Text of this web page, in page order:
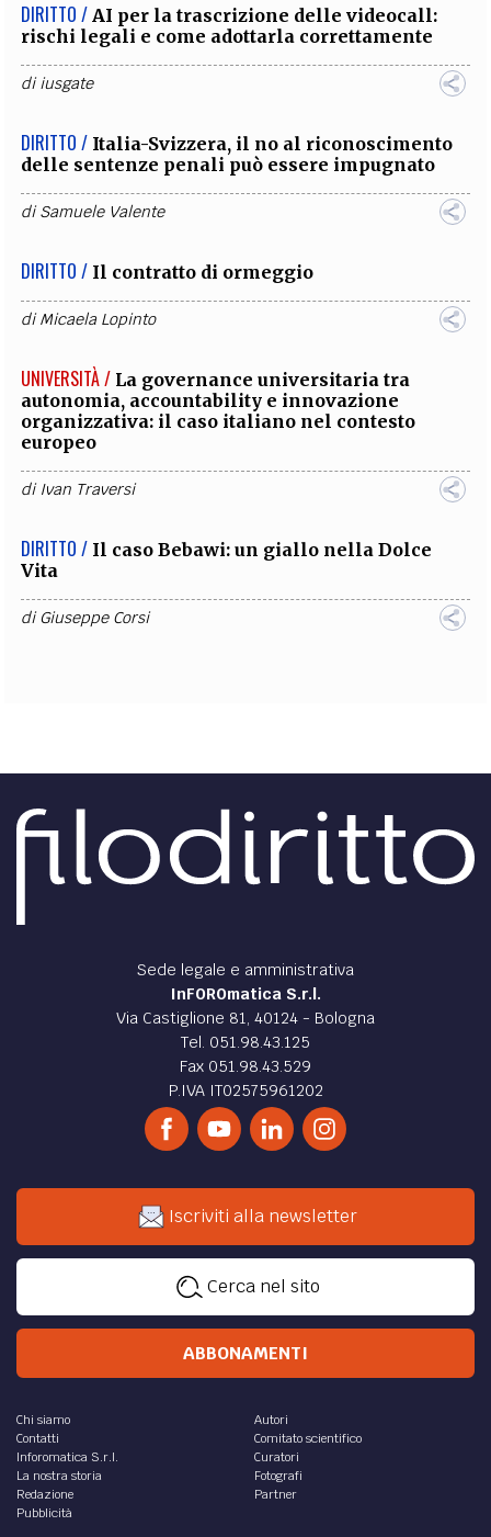
DIRITTO / AI per la trascrizione delle videocall:
rischi legali e come adottarla correttamente
diiusgate
DIRITTO / Italia-Svizzera, il no al riconoscimento
delle sentenze penali può essere impugnato
diSamuele Valente
DIRITTO / Il contratto di ormeggio
diMicaela Lopinto
UNIVERSITÀ / La governance universitaria tra
autonomia, accountability e innovazione
organizzativa: il caso italiano nel contesto
europeo
di Ivan Traversi
DIRITTO / Il caso Bebawi: un giallo nella Dolce
Vita
diGiuseppe Corsi
Sede legale e amministrativa
InFOROmatica S.r.l.
Via Castiglione 81, 40124 - Bologna
Tel. 051.98.43.125
Fax 051.98.43.529
P.IVA IT02575961202
Iscriviti alla newsletter
Cerca nel sito
ABBONAMENTI
Chi siamo
Contatti
Inforomatica S.r.l.
La nostra storia
Redazione
Pubblicità
Autori
Comitato scientifico
Curatori
Fotografi
Partner